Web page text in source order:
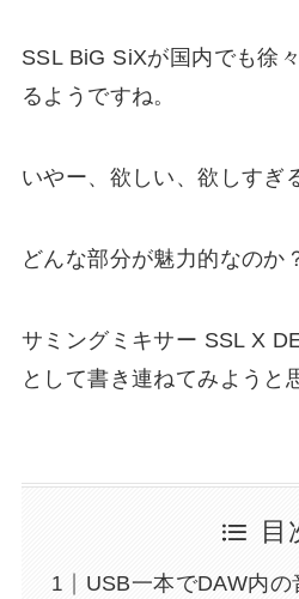
SSL BiG SiXが国内でも徐
るようですね。
いやー、欲しい、欲しすぎ
どんな部分が魅力的なのか
サミングミキサー SSL X
として書き連ねてみようと
目
USB一本でDAW内